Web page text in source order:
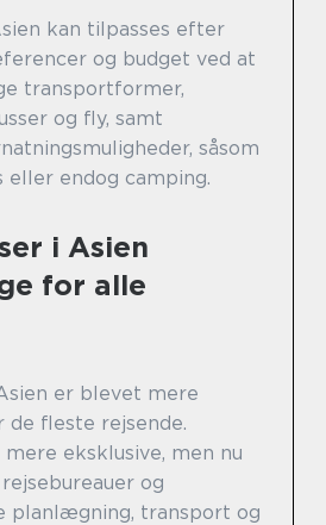
kan tilpasses efter
og budget ved at
transportformer,
og fly, samt
såsom
eller endog camping.
i Asien
for alle
er blevet mere
fleste rejsende.
eksklusive, men nu
og
planlægning, transport og